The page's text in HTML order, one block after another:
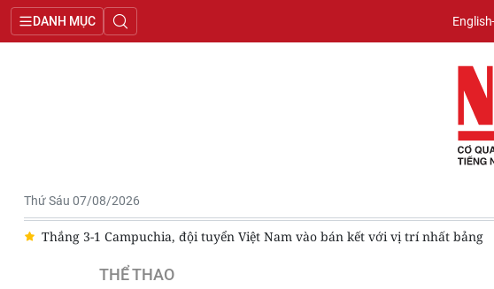
DANH MỤC English
Thứ Sáu 07/08/2026
Thắng 3-1 Campuchia, đội tuyển Việt Nam vào bán kết với vị trí nhất bảng
THỂ THAO